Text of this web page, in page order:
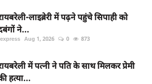
लाइब्रेरी में पढ़ने पहुंचे सिपाही को
ने...
Aug 1, 2026 0 873
में पत्नी ने पति के साथ मिलकर प्रेमी
हत्या...